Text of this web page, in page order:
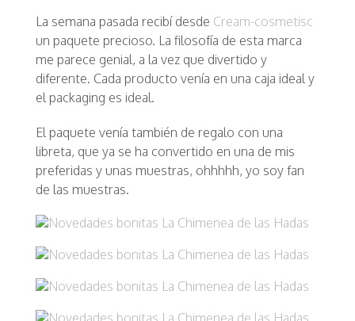
La semana pasada recibí desde Cream-cosmetisc
un paquete precioso. La filosofía de esta marca
me parece genial, a la vez que divertido y
diferente. Cada producto venía en una caja ideal y
el packaging es ideal.
El paquete venía también de regalo con una
libreta, que ya se ha convertido en una de mis
preferidas y unas muestras, ohhhhh, yo soy fan
de las muestras.